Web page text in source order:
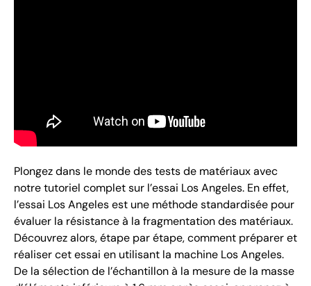
Plongez dans le monde des tests de matériaux avec
notre tutoriel complet sur l’essai Los Angeles. En effet,
l’essai Los Angeles est une méthode standardisée pour
évaluer la résistance à la fragmentation des matériaux.
Découvrez alors, étape par étape, comment préparer et
réaliser cet essai en utilisant la machine Los Angeles.
De la sélection de l’échantillon à la mesure de la masse